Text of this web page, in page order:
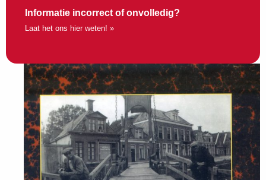
Informatie incorrect of onvolledig?
Laat het ons hier weten! »